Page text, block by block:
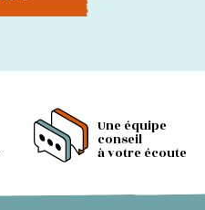
Une équipe
conseil
à votre écoute